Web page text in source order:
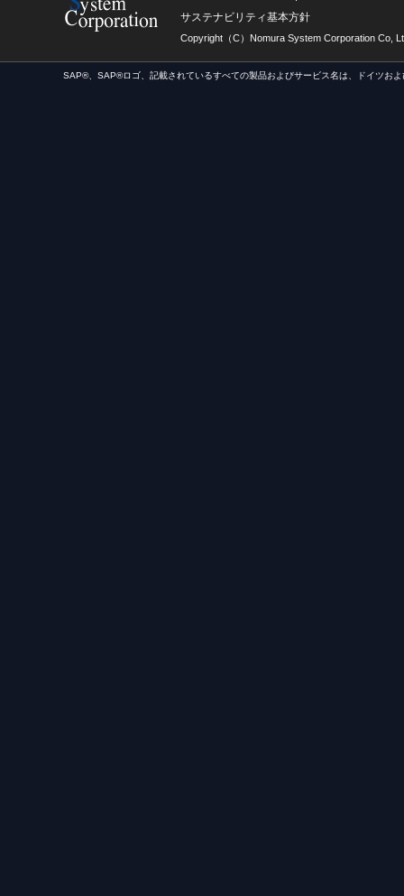
サステナビリティ基本方針
Copyright（C）Nomura System Corporation Co,
SAP®、SAP®ロゴ、記載されているすべての製品およびサービス名は、ドイツお